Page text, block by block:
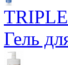
Гель